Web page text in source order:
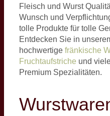
Fleisch und Wurst
Wunsch und
tolle Produkte für tolle
Entdecken Sie in
hochwertige fränkische
Fruchtaufstriche und
Premium Spezialitäten.